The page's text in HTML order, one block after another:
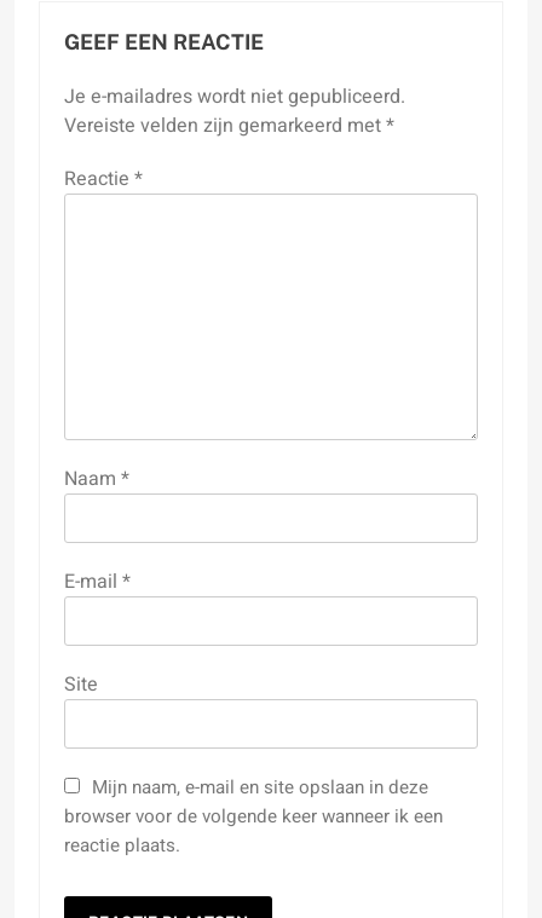
GEEF EEN REACTIE
Je e-mailadres wordt niet gepubliceerd.
Vereiste velden zijn gemarkeerd met*
Reactie *
Naam *
E-mail *
Site
Mijn naam, e-mail en site opslaan in deze
browser voor de volgende keer wanneer ik een
reactie plaats.